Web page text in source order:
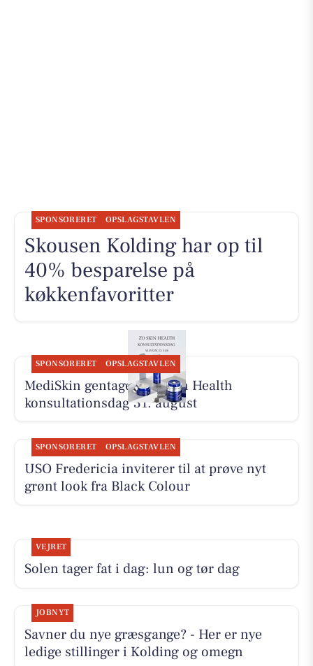
SPONSORERET OPSLAGSTAVLEN
Skousen Kolding har op til
40% besparelse på
køkkenfavoritter
SPONSORERET OPSLAGSTAVLEN
MediSkin gentager ZO Skin Health
konsultationsdag 31. august
SPONSORERET OPSLAGSTAVLEN
USO Fredericia inviterer til at prøve nyt
grønt look fra Black Colour
VEJRET
Solen tager fat i dag: lun og tør dag
JOBNYT
Savner du nye græsgange? - Her er nye
ledige stillinger i Kolding og omegn